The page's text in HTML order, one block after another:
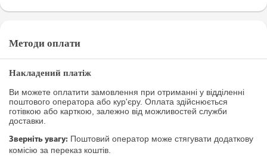
Методи оплати
Накладений платіж
Ви можете оплатити замовлення при отриманні у відділенні
поштового оператора або кур'єру. Оплата здійснюється
готівкою або карткою, залежно від можливостей служби
доставки.
Зверніть увагу: Поштовий оператор може стягувати додаткову
комісію за переказ коштів.